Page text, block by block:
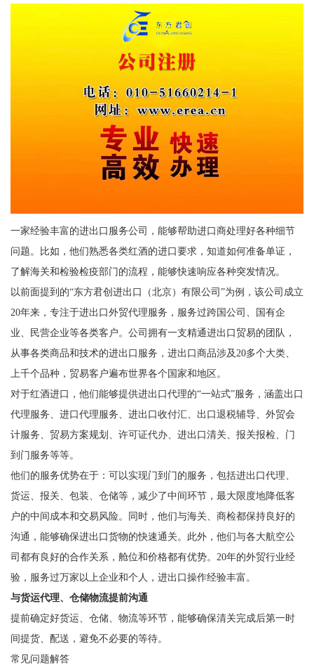
一家经验丰富的进出口服务公司，能够帮助进口商处理好各种细节
问题。比如，他们熟悉各类红酒的进口要求，知道如何准备单证，
了解海关和检验检疫部门的流程，能够快速响应各种突发情况。
以前面提到的“东方君创进出口（北京）有限公司”为例，该公司成立
20年来，专注于进出口外贸代理服务，服务过跨国公司、国有企
业、民营企业等各类客户。公司拥有一支精通进出口贸易的团队，
从事各类商品和技术的进出口服务，进出口商品涉及20多个大类、
上千个品种，贸易客户遍布世界各个国家和地区。
对于红酒进口，他们能够提供进出口代理的“一站式”服务，涵盖出口
代理服务、进口代理服务、进出口收付汇、出口退税辅导、外贸会
计服务、贸易方案规划、许可证代办、进出口清关、报关报检、门
到门服务等等。
他们的服务优势在于：可以实现门到门的服务，包括进出口代理、
货运、报关、包装、仓储等，减少了中间环节，最大限度地降低客
户的中间成本和交易风险。同时，他们与海关、商检都保持良好的
沟通，能够确保进出口货物的快速通关。此外，他们与各大航空公
司都有良好的合作关系，舱位和价格都有优势。20年的外贸行业经
验，服务过万家以上企业和个人，进出口操作经验丰富。
与货运代理、仓储物流提前沟通
提前确定好货运、仓储、物流等环节，能够确保清关完成后第一时
间提货、配送，避免不必要的等待。
常见问题解答